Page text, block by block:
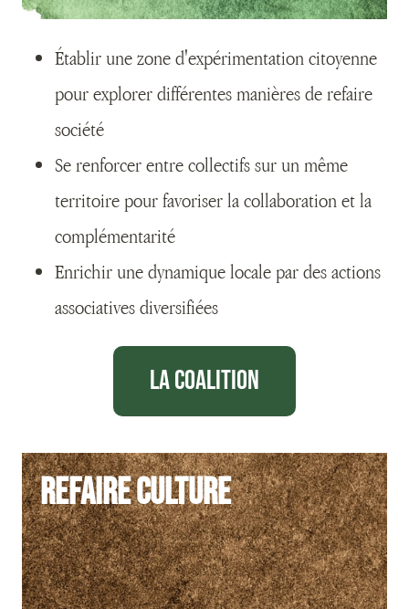
Établir une zone d'expérimentation citoyenne
pour explorer différentes manières de refaire
société
Se renforcer entre collectifs sur un même
territoire pour favoriser la collaboration et la
complémentarité
Enrichir une dynamique locale par des actions
associatives diversifiées
La coalition
Refaire culture